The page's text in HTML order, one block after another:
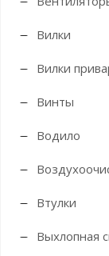
Вилки
Вилки
Винты
Водило
Втулки
Выхлопная